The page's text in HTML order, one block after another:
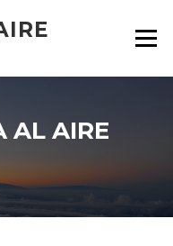
Menú
AL AIRE